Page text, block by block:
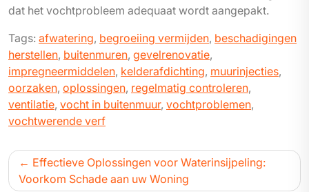
dat het vochtprobleem adequaat wordt aangepakt.
Tags: afwatering, begroeiing vermijden, beschadigingen
herstellen, buitenmuren, gevelrenovatie,
impregneermiddelen, kelderafdichting, muurinjecties,
oorzaken, oplossingen, regelmatig controleren,
ventilatie, vocht in buitenmuur, vochtproblemen,
vochtwerende verf
Bericht
navigatie
Effectieve Oplossingen voor Waterinsijpeling:
Voorkom Schade aan uw Woning